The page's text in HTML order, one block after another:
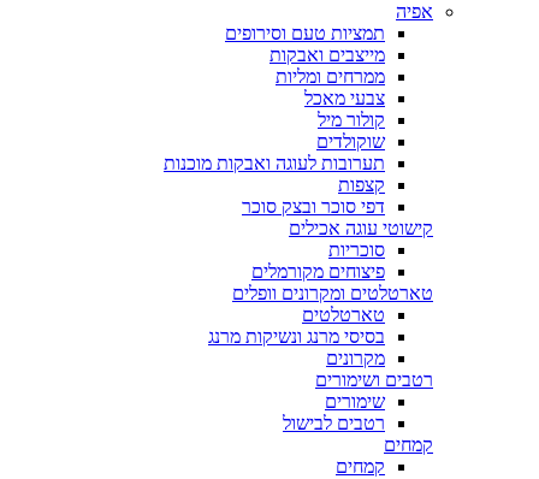
אפיה
תמציות טעם וסירופים
מייצבים ואבקות
ממרחים ומליות
צבעי מאכל
קולור מיל
שוקולדים
תערובות לעוגה ואבקות מוכנות
קצפות
דפי סוכר ובצק סוכר
קישוטי עוגה אכילים
סוכריות
פיצוחים מקורמלים
טארטלטים ומקרונים וופלים
טארטלטים
בסיסי מרנג ונשיקות מרנג
מקרונים
רטבים ושימורים
שימורים
רטבים לבישול
קמחים
קמחים